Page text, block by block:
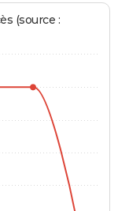
(source :